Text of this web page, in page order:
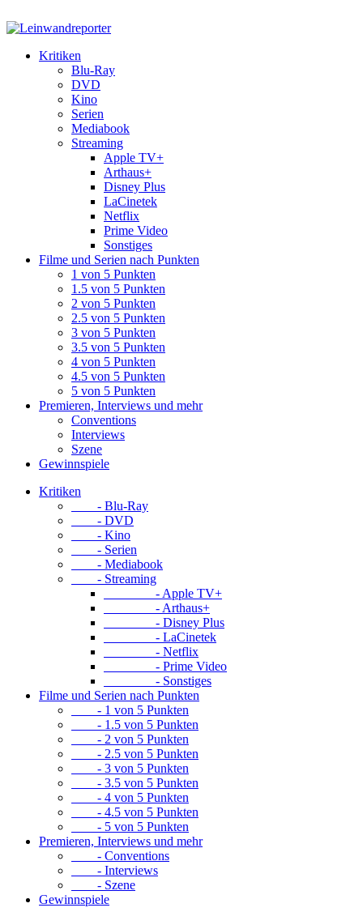
Kritiken
Blu-Ray
DVD
Kino
Serien
Mediabook
Streaming
Apple TV+
Arthaus+
Disney Plus
LaCinetek
Netflix
Prime Video
Sonstiges
Filme und Serien nach Punkten
1 von 5 Punkten
1.5 von 5 Punkten
2 von 5 Punkten
2.5 von 5 Punkten
3 von 5 Punkten
3.5 von 5 Punkten
4 von 5 Punkten
4.5 von 5 Punkten
5 von 5 Punkten
Premieren, Interviews und mehr
Conventions
Interviews
Szene
Gewinnspiele
Kritiken
- Blu-Ray
- DVD
- Kino
- Serien
- Mediabook
- Streaming
- Apple TV+
- Arthaus+
- Disney Plus
- LaCinetek
- Netflix
- Prime Video
- Sonstiges
Filme und Serien nach Punkten
- 1 von 5 Punkten
- 1.5 von 5 Punkten
- 2 von 5 Punkten
- 2.5 von 5 Punkten
- 3 von 5 Punkten
- 3.5 von 5 Punkten
- 4 von 5 Punkten
- 4.5 von 5 Punkten
- 5 von 5 Punkten
Premieren, Interviews und mehr
- Conventions
- Interviews
- Szene
Gewinnspiele